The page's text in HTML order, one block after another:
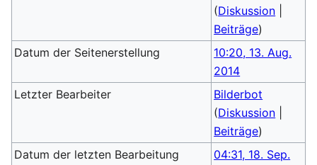
(Diskussion
Beiträge)
Datum der Seitenerstellung
10:20, 13. Aug.
2014
Letzter Bearbeiter
Bilderbot
(Diskussion
Beiträge)
Datum der letzten Bearbeitung
04:31, 18. Sep.